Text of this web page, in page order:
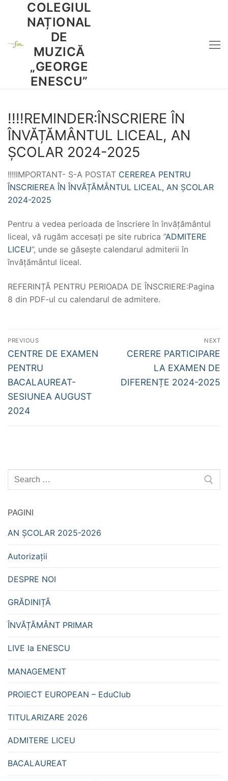
COLEGIUL
NAȚIONAL
DE
MUZICĂ
„GEORGE
ENESCU”
!!!!REMINDER:ÎNSCRIERE ÎN
ÎNVĂȚĂMÂNTUL LICEAL, AN
ȘCOLAR 2024-2025
!!!!IMPORTANT- S-A POSTAT CEREREA PENTRU
ÎNSCRIEREA ÎN ÎNVĂȚĂMÂNTUL LICEAL, AN ȘCOLAR
2024-2025
Pentru a vedea perioada de înscriere în învățământul
liceal, vă rugăm accesați pe site rubrica ”ADMITERE
LICEU”, unde se găsește calendarul admiterii în
învățământul liceal.
REFERINȚĂ PENTRU PERIOADA DE ÎNSCRIERE:Pagina
8 din PDF-ul cu calendarul de admitere.
Navigare
în
articole
PREVIOUS
Previous
post:
CENTRE DE EXAMEN
PENTRU
BACALAUREAT-
SESIUNEA AUGUST
2024
NEXT
Next
CERERE PARTICIPARE
LA EXAMEN DE
DIFERENȚE 2024-2025
Caută
după:
PAGINI
AN ȘCOLAR 2025-2026
Autorizații
DESPRE NOI
GRĂDINIȚĂ
ÎNVĂȚĂMÂNT PRIMAR
LIVE la ENESCU
MANAGEMENT
PROIECT EUROPEAN – EduClub
TITULARIZARE 2026
ADMITERE LICEU
BACALAUREAT